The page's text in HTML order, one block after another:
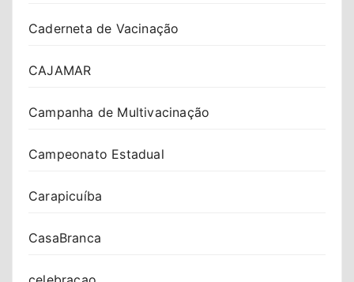
Caderneta de Vacinação
CAJAMAR
Campanha de Multivacinação
Campeonato Estadual
Carapicuíba
CasaBranca